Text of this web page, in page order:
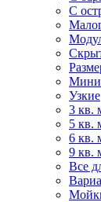
С
Узкие
3 кв.
5 кв.
6 кв.
9 кв.
Все